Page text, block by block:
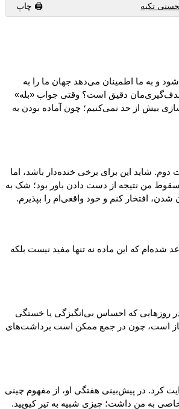
تکیه 🖨 چاپ
و به ما اطمینان می‌دهد جهان ما را به
هدف‌گیری‌مان دقیق است؟ وقتی جواب «بله»
بیش از حد نمی‌کنیم؛ چون آماده بودن به
شاید این برای برخی خنده‌دار باشد، اما
سقوط من نتیجه از دست دادن باور بود؛ شک به
افتخار کنم و خود واقعی‌ام را بپذیرم.
شده‌ام که این ماده نه تنها مفید نیست بلکه
روزهایی که احساس بی‌انگیزگی یا خستگی
مجاز است، چون در جمع ممکن است برداشت‌های
کرد. در پیش‌بینی هفتگی او، از مفهوم چینی
به من داشت؛ چیزی شبیه به تیر کیوپید.